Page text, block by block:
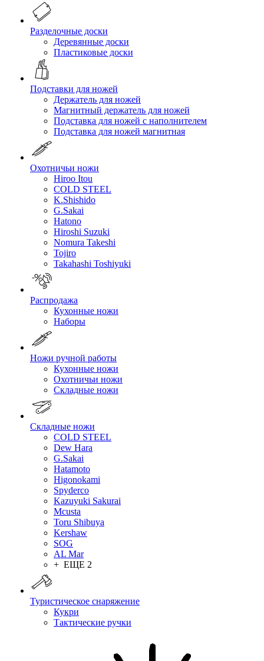
Разделочные доски
Деревянные доски
Пластиковые доски
Подставки для ножей
Держатель для ножей
Магнитный держатель для ножей
Подставка для ножей с наполнителем
Подставка для ножей магнитная
Охотничьи ножи
Hiroo Itou
COLD STEEL
K.Shishido
G.Sakai
Hatono
Hiroshi Suzuki
Nomura Takeshi
Tojiro
Takahashi Toshiyuki
Распродажа
Кухонные ножи
Наборы
Ножи ручной работы
Кухонные ножи
Охотничьи ножи
Складные ножи
Складные ножи
COLD STEEL
Dew Hara
G.Sakai
Hatamoto
Higonokami
Spyderco
Kazuyuki Sakurai
Mcusta
Toru Shibuya
Kershaw
SOG
AL Mar
+ ЕЩЕ 2
Туристическое снаряжение
Кукри
Тактические ручки